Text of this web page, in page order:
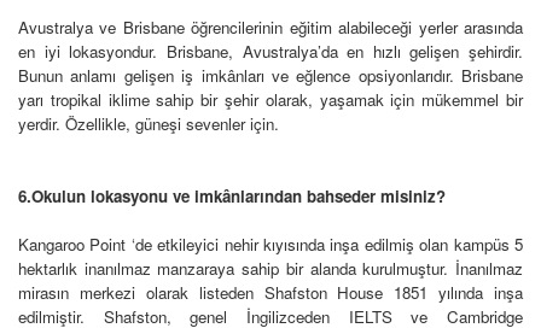
Avustralya ve Brisbane öğrencilerinin eğitim alabileceği yerler arasında
en iyi lokasyondur. Brisbane, Avustralya’da en hızlı gelişen şehirdir.
Bunun anlamı gelişen iş imkânları ve eğlence opsiyonlarıdır. Brisbane
yarı tropikal iklime sahip bir şehir olarak, yaşamak için mükemmel bir
yerdir. Özellikle, güneşi sevenler için.
6.Okulun lokasyonu ve imkânlarından bahseder misiniz?
Kangaroo Point ‘de etkileyici nehir kıyısında inşa edilmiş olan kampüs 5
hektarlık inanılmaz manzaraya sahip bir alanda kurulmuştur. İnanılmaz
mirasın merkezi olarak listeden Shafston House 1851 yılında inşa
edilmiştir. Shafston, genel İngilizceden IELTS ve Cambridge